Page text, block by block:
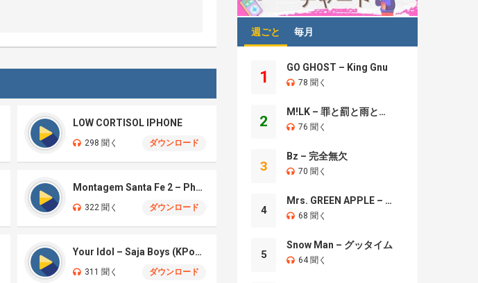
LOW CORTISOL IPHONE
298 聞く ダウンロード
Montagem Santa Fe 2 – Phonk (iPhone)
322 聞く ダウンロード
Your Idol – Saja Boys (KPop Demon Hunters iPhone)
311 聞く ダウンロード
週ごと 毎月
1
GO GHOST – King Gnu
78 聞く
2
M!LK – 罪と罰と雨とキス
76 聞く
3
Bz – 完全無欠
70 聞く
4
Mrs. GREEN APPLE – Brand New
68 聞く
5
Snow Man – グッタイム
64 聞く